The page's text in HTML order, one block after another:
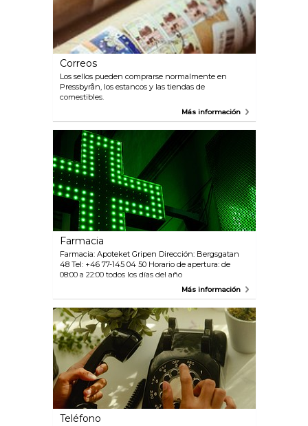
Correos
Los sellos pueden comprarse normalmente en
Pressbyrån, los estancos y las tiendas de
comestibles.
Más información
Farmacia
Farmacia: Apoteket Gripen Dirección: Bergsgatan
48 Tel: +46 77-145 04 50 Horario de apertura: de
08:00 a 22:00 todos los días del año
Más información
Teléfono